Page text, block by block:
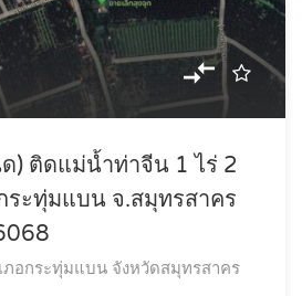
) ติดแม่น้ำท่าจีน 1 ไร่ 2
ระทุ่มแบน จ.สมุทรสาคร
ภอกระทุ่มแบน จังหวัดสมุทรสาคร